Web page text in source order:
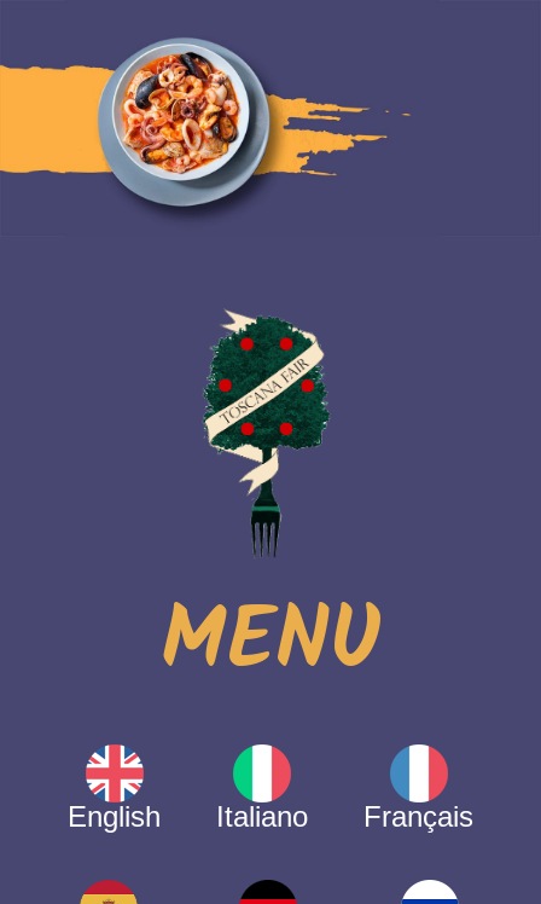
MENU
English Italiano Français